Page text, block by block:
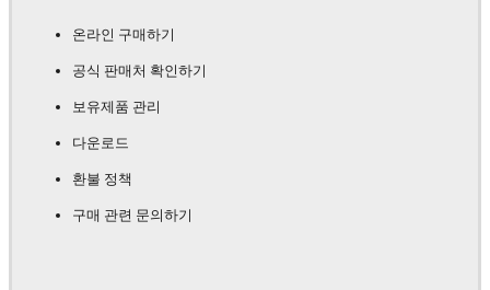
온라인 구매하기
공식 판매처 확인하기
보유제품 관리
다운로드
환불 정책
구매 관련 문의하기